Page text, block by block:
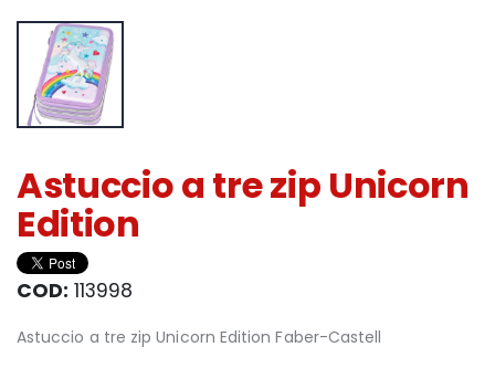
Astuccio a tre zip Unicorn
Edition
COD: 113998
Astuccio a tre zip Unicorn Edition Faber-Castell